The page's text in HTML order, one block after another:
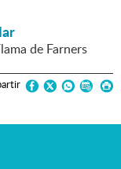
de Farners